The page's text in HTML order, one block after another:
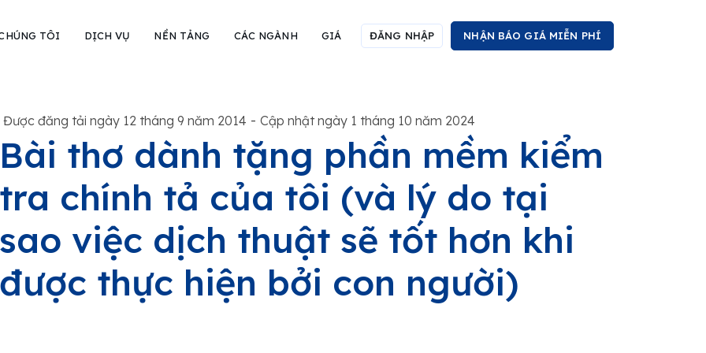
TÔI DỊCH VỤ NỀN TẢNG CÁC NGÀNH GIÁ ĐĂNG NHẬP NHẬN BÁO GIÁ MIỄN PHÍ
Được đăng tải ngày 12 tháng 9 năm 2014 - Cập nhật ngày 1 tháng 10 năm 2024
thơ dành tặng phần mềm kiểm
chính tả của tôi (và lý do tại
việc dịch thuật sẽ tốt hơn khi
thực hiện bởi con người)